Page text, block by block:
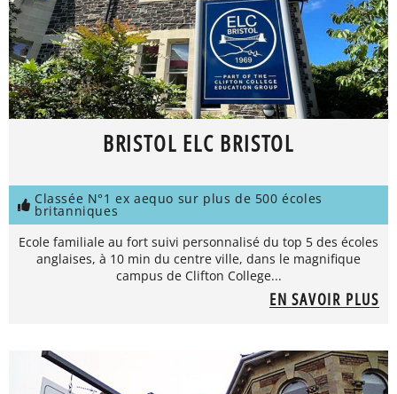
BRISTOL ELC BRISTOL
Classée N°1 ex aequo sur plus de 500 écoles
britanniques
Ecole familiale au fort suivi personnalisé du top 5 des écoles
anglaises, à 10 min du centre ville, dans le magnifique
campus de Clifton College...
EN SAVOIR PLUS